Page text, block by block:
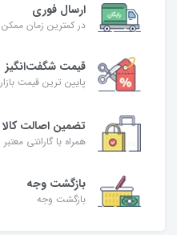
ارسال فوری
در کمترین زمان ممکن
قیمت شگفت‌انگیز
پایین ترین قیمت بازار
تضمین اصالت کالا
همراه با گارانتی معتبر
بازگشت وجه
بازگشت وجه